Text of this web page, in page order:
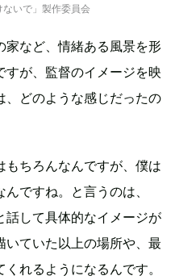
いで」製作委員会
など、情緒ある風景を形
が、監督のイメージを映
、どのような感じだったの
もちろんなんですが、僕は
ですね。と言うのは、
話して具体的なイメージが
いていた以上の場所や、最
れるようになるんです。